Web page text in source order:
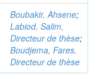
Boubakir, Ahsene;
Labiod, Salim,
Directeur de thèse;
Boudjema, Fares,
Directeur de thèse